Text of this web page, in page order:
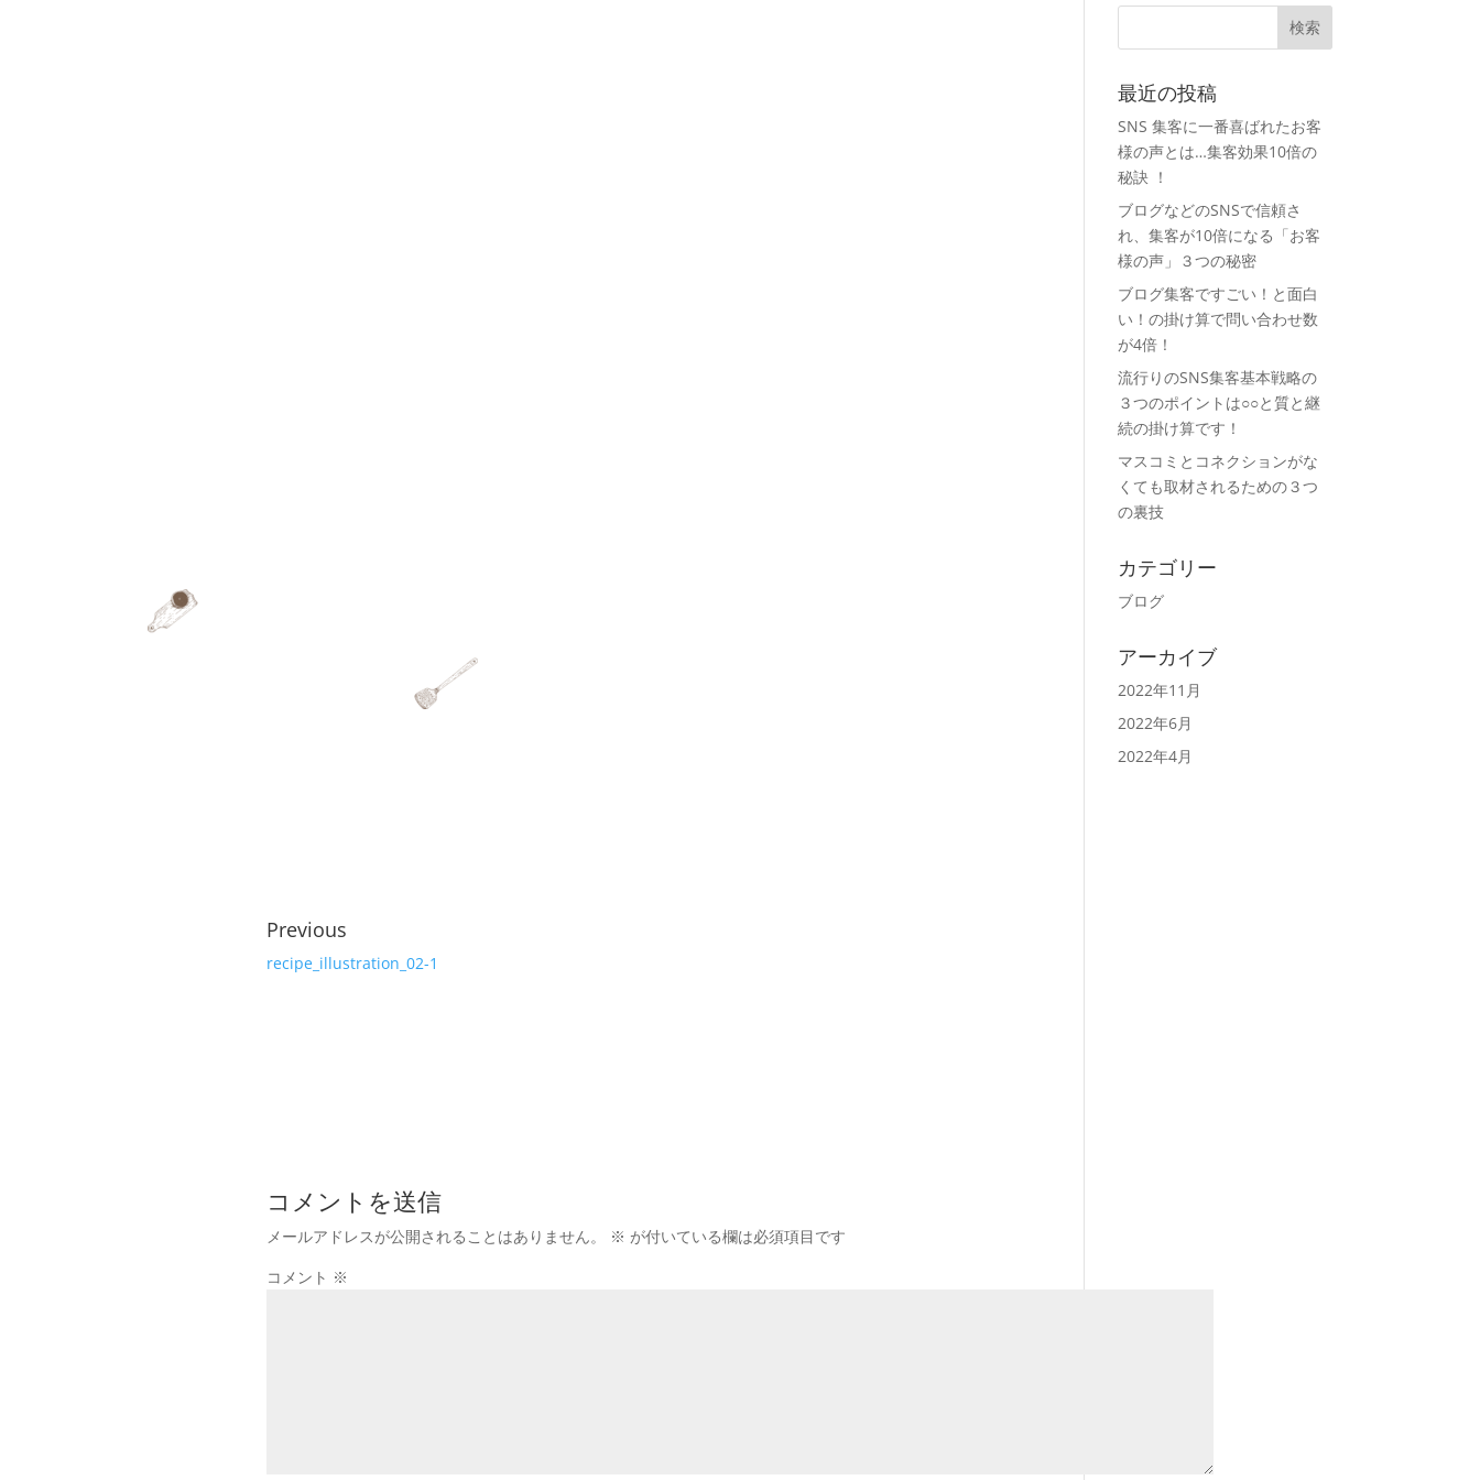
最近の投稿
SNS 集客に一番喜ばれたお客
様の声とは…集客効果10倍の
秘訣 ！
ブログなどのSNSで信頼さ
れ、集客が10倍になる「お客
様の声」３つの秘密
ブログ集客ですごい！と面白
い！の掛け算で問い合わせ数
が4倍！
流行りのSNS集客基本戦略の
３つのポイントは○○と質と継
続の掛け算です！
マスコミとコネクションがな
くても取材されるための３つ
の裏技
カテゴリー
ブログ
アーカイブ
2022年11月
2022年6月
2022年4月
Previous
recipe_illustration_02-1
コメントを送信
メールアドレスが公開されることはありません。 ※ が付いている欄は必須項目です
コメント ※